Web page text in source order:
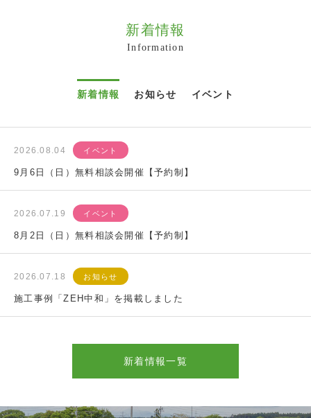
新着情報
Information
新着情報 お知らせ イベント
2026.08.04 イベント
9月6日（日）無料相談会開催【予約制】
2026.07.19 イベント
8月2日（日）無料相談会開催【予約制】
2026.07.18 お知らせ
施工事例「ZEH中和」を掲載しました
新着情報一覧